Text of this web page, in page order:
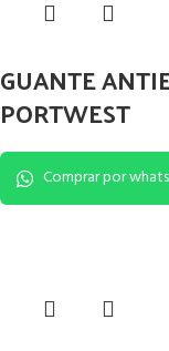
GUANTE
PORTWEST
Comprar por